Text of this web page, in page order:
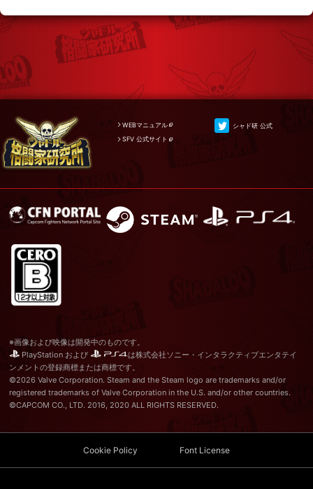
WEBマニュアル
SFV 公式サイト
シャド研 公式
※画像および映像は開発中のものです。
PlayStation および
は株式会社ソニー・インタラクティブエンタテイ
ンメントの登録商標または商標です。
©2026 Valve Corporation. Steam and the Steam logo are trademarks and/or
registered trademarks of Valve Corporation in the U.S. and/or other countries.
©CAPCOM CO., LTD. 2016, 2020 ALL RIGHTS RESERVED.
Cookie Policy Font License